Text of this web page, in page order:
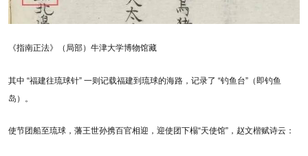
《指南正法》（局部）牛津大学博物馆藏
其中 “福建往琉球针” 一则记载福建到琉球的海路，记录了 “钓鱼台”（即钓鱼
岛）。
使节团船至琉球，藩王世孙携百官相迎，迎使团下榻“天使馆”，赵文楷赋诗云：